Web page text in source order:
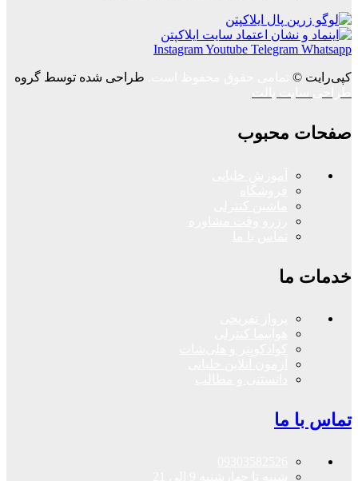
InstagramYoutube Telegram Whatsapp
کپی‌رایت ©
طراحی شده توسط گروه
صفحات محبوب
خدمات ما
تماس با ما